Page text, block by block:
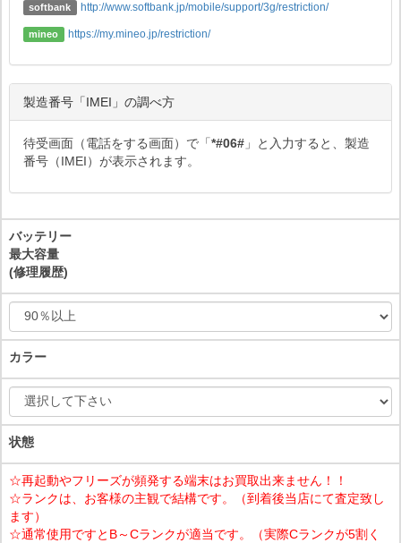
softbank http://www.softbank.jp/mobile/support/3g/restriction/
mineo https://my.mineo.jp/restriction/
製造番号「IMEI」の調べ方
待受画面（電話をする画面）で「*#06# 」と入力すると、製造
番号（IMEI）が表示されます。
バッテリー
最大容量
(修理履歴)
カラー
状態
☆再起動やフリーズが頻発する端末はお買取出来ません！！
☆ランクは、お客様の主観で結構です。（到着後当店にて査定致し
ます）
☆通常使用ですとB～Cランクが適当です。（実際Cランクが5割く